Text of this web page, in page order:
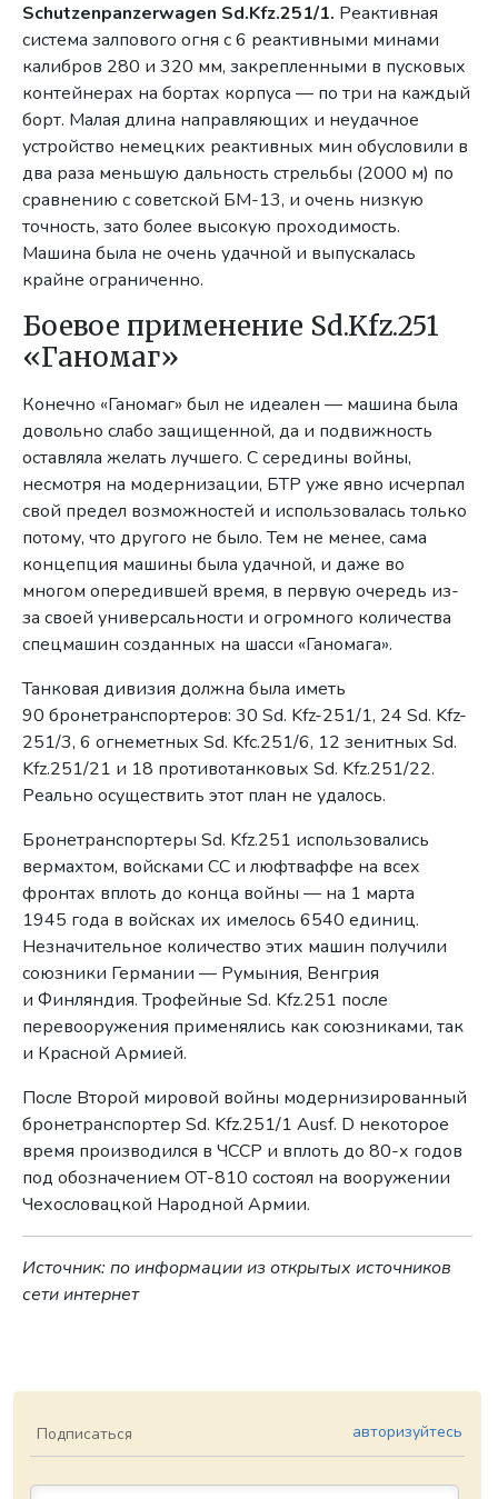
Schutzenpanzerwagen Sd.Kfz.251/1. Реактивная
система залпового огня с 6 реактивными минами
калибров 280 и 320 мм, закрепленными в пусковых
контейнерах на бортах корпуса — по три на каждый
борт. Малая длина направляющих и неудачное
устройство немецких реактивных мин обусловили в
два раза меньшую дальность стрельбы (2000 м) по
сравнению с советской БМ-13, и очень низкую
точность, зато более высокую проходимость.
Машина была не очень удачной и выпускалась
крайне ограниченно.
Боевое применение Sd.Kfz.251
«Ганомаг»
Конечно «Ганомаг» был не идеален — машина была
довольно слабо защищенной, да и подвижность
оставляла желать лучшего. С середины войны,
несмотря на модернизации, БТР уже явно исчерпал
свой предел возможностей и использовалась только
потому, что другого не было. Тем не менее, сама
концепция машины была удачной, и даже во
многом опередившей время, в первую очередь из-
за своей универсальности и огромного количества
спецмашин созданных на шасси «Ганомага».
Танковая дивизия должна была иметь
90 бронетранспортеров: 30 Sd. Kfz-251/1, 24 Sd. Kfz-
251/3, 6 огнеметных Sd. Kfc.251/6, 12 зенитных Sd.
Kfz.251/21 и 18 противотанковых Sd. Kfz.251/22.
Реально осуществить этот план не удалось.
Бронетранспортеры Sd. Kfz.251 использовались
вермахтом, войсками СС и люфтваффе на всех
фронтах вплоть до конца войны — на 1 марта
1945 года в войсках их имелось 6540 единиц.
Незначительное количество этих машин получили
союзники Германии — Румыния, Венгрия
и Финляндия. Трофейные Sd. Kfz.251 после
перевооружения применялись как союзниками, так
и Красной Армией.
После Второй мировой войны модернизированный
бронетранспортер Sd. Kfz.251/1 Ausf. D некоторое
время производился в ЧССР и вплоть до 80-х годов
под обозначением ОТ-810 состоял на вооружении
Чехословацкой Народной Армии.
Источник: по информации из открытых источников
сети интернет
Подписаться авторизуйтесь